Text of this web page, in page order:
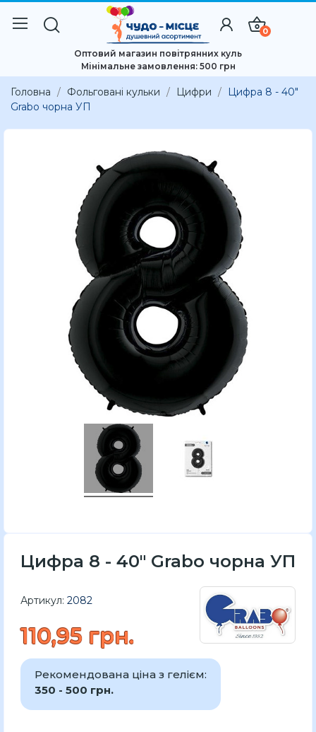
0
Оптовий магазин повітрянних куль
Мінімальне замовлення: 500 грн
Головна Фольговані кульки Цифри
Цифра 8 - 40"
Grabo чорна УП
Цифра 8 - 40" Grabo чорна УП
Артикул: 2082
110,95 грн.
Рекомендована ціна з гелієм:
350 - 500 грн.